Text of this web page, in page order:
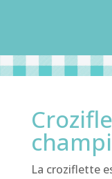
La croziflette